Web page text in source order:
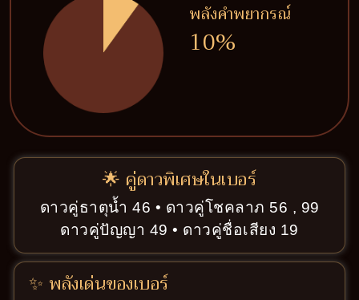
พลังคำพยากรณ์
10%
🌟 คู่ดาวพิเศษในเบอร์
ดาวคู่ธาตุน้ำ 46 • ดาวคู่โชคลาภ 56 , 99
ดาวคู่ปัญญา 49 • ดาวคู่ชื่อเสียง 19
✨ พลังเด่นของเบอร์